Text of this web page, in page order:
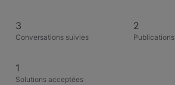
3
Conversations suivies
2
Publications
1
Solutions acceptées